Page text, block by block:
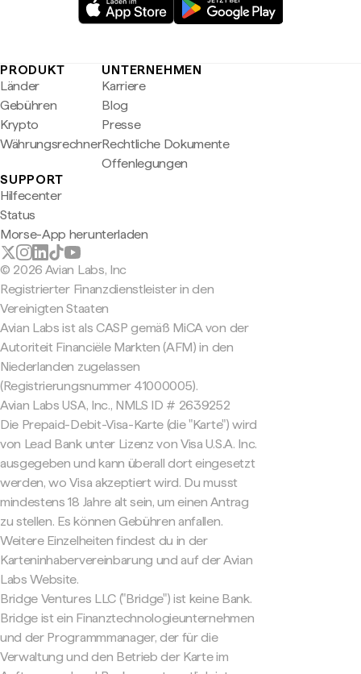
PRODUKT
Länder
Gebühren
Krypto
Währungsrechner
UNTERNEHMEN
Karriere
Blog
Presse
Rechtliche Dokumente
Offenlegungen
SUPPORT
Hilfecenter
Status
Morse-App herunterladen
© 2026 Avian Labs, Inc
Registrierter Finanzdienstleister in den
Vereinigten Staaten
Avian Labs ist als CASP gemäß MiCA von der
Autoriteit Financiële Markten (AFM) in den
Niederlanden zugelassen
(Registrierungsnummer 41000005).
Avian Labs USA, Inc., NMLS ID # 2639252
Die Prepaid-Debit-Visa-Karte (die "Karte") wird
von Lead Bank unter Lizenz von Visa U.S.A. Inc.
ausgegeben und kann überall dort eingesetzt
werden, wo Visa akzeptiert wird. Du musst
mindestens 18 Jahre alt sein, um einen Antrag
zu stellen. Es können Gebühren anfallen.
Weitere Einzelheiten findest du in der
Karteninhabervereinbarung und auf der Avian
Labs Website.
Bridge Ventures LLC ("Bridge") ist keine Bank.
Bridge ist ein Finanztechnologieunternehmen
und der Programmmanager, der für die
Verwaltung und den Betrieb der Karte im